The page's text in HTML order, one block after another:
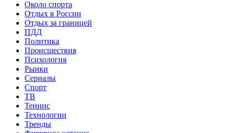
Около спорта
Отдых в России
Отдых за границей
ПДД
Политика
Происшествия
Психология
Рынки
Сериалы
Спорт
ТВ
Теннис
Технологии
Тренды